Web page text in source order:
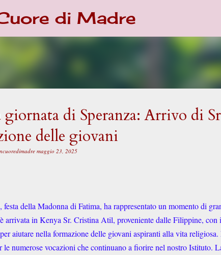
di Madre
giornata di Speranza: Arrivo di
delle giovani
maggio 23, 2025
della Madonna di Fatima, ha rappresentato un momento di
arrivata in Kenya Sr. Cristina Atil, proveniente dalle Filippine, con
aiutare nella formazione delle giovani aspiranti alla vita
le numerose vocazioni che continuano a fiorire nel nostro Istituto.